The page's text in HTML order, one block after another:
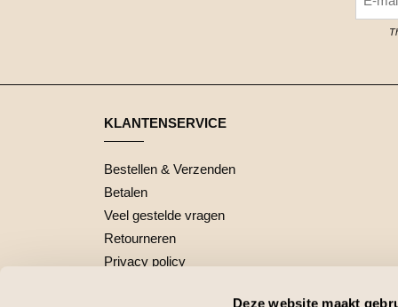
Deze website maakt
KLANTENSERVICE
Bestellen & Verzenden
Betalen
Veel gestelde vragen
Retourneren
Privacy policy